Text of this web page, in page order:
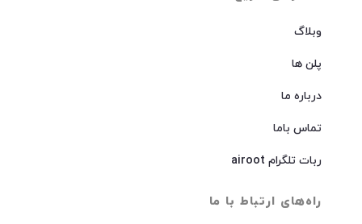
وبلاگ
پلن ها
درباره ما
تماس باما
ربات تلگرام airoot
راه‌های ارتباط با ما